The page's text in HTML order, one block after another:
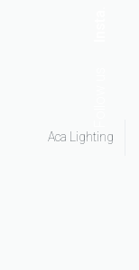
Aca Lighting